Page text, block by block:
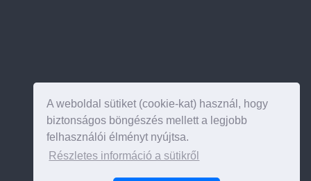
A weboldal sütiket (cookie-kat) használ, hogy
biztonságos böngészés mellett a legjobb
felhasználói élményt nyújtsa.
Részletes információ a sütikről